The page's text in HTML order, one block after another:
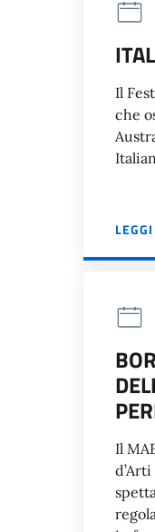
Il
che
Il